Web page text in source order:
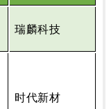
瑞麟科技
时代新材